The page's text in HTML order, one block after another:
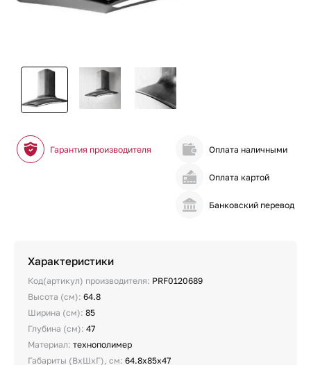
Гарантия производителя Оплата наличными
Оплата картой
Банковский перевод
Характеристики
Код(артикул) производителя: PRF0120689
Высота (см): 64.8
Ширина (см): 85
Глубина (см): 47
Материал: технополимер
Габариты (ВхШхГ), см: 64.8x85x47